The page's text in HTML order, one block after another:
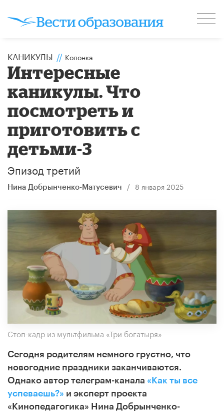
КАНИКУЛЫ // Колонка
Интересные
каникулы. Что
посмотреть и
приготовить с
детьми-3
Эпизод третий
Нина Добрынченко-Матусевич / 8 января 2025
Стоп-кадр из мультфильма «Три богатыря»
Сегодня родителям немного грустно, что
новогодние праздники заканчиваются.
Однако автор телеграм-канала «Как ты все
успеваешь?» и эксперт проекта
«Кинопедагогика» Нина Добрынченко-